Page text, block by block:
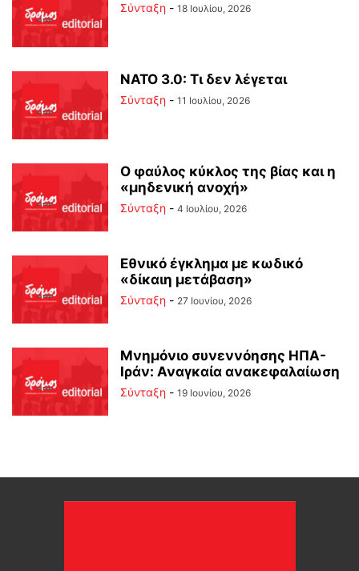
Σύνταξη - 18 Ιουλίου, 2026
ΝΑΤΟ 3.0: Τι δεν λέγεται
Σύνταξη - 11 Ιουλίου, 2026
Ο φαύλος κύκλος της βίας και η
«μηδενική ανοχή»
Σύνταξη - 4 Ιουλίου, 2026
Εθνικό έγκλημα με κωδικό
«δίκαιη μετάβαση»
Σύνταξη - 27 Ιουνίου, 2026
Μνημόνιο συνεννόησης ΗΠΑ-
Ιράν: Αναγκαία ανακεφαλαίωση
Σύνταξη - 19 Ιουνίου, 2026